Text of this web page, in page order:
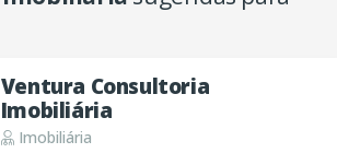
Ventura Consultoria
Imobiliária
Imobiliária